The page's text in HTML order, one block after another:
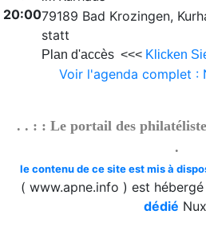
en 3D - Um Al Qiwain
2026/08/01 :Album -
2026/08/01 :Album -
en 3D - Um Al Qiwain
en 3D - Um Al
2026/08/01 :Album -
en 3D - Um Al Qiwain
Album -
20:0079189 Bad Krozingen,
statt
Plan d'accès <<< Klicken
Voir l'agenda complet :
. . : : Le portail des
.
le contenu de ce site est mis à
( www.apne.info ) est
dédié